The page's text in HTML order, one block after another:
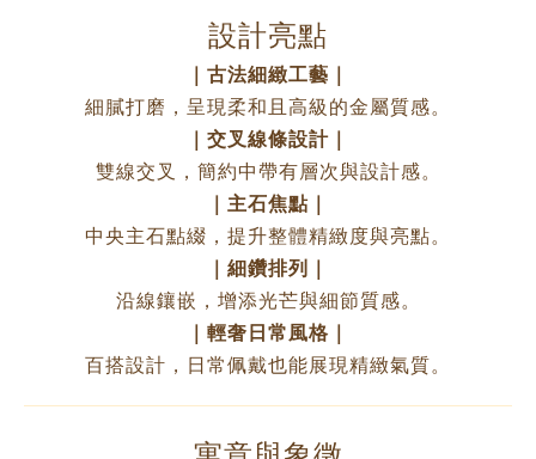
設計亮點
｜古法細緻工藝｜
細膩打磨，呈現柔和且高級的金屬質感。
｜交叉線條設計｜
雙線交叉，簡約中帶有層次與設計感。
｜主石焦點｜
中央主石點綴，提升整體精緻度與亮點。
｜細鑽排列｜
沿線鑲嵌，增添光芒與細節質感。
｜輕奢日常風格｜
百搭設計，日常佩戴也能展現精緻氣質。